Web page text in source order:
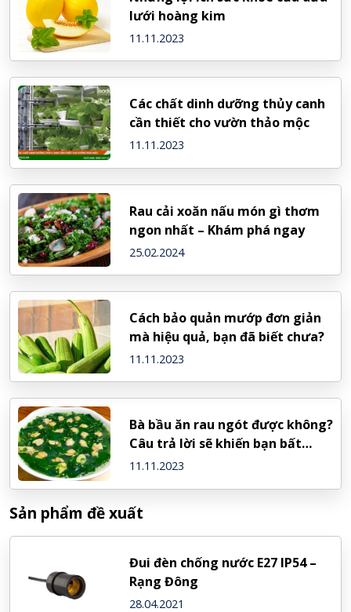
lưới hoàng kim
11.11.2023
Các chất dinh dưỡng thủy canh
cần thiết cho vườn thảo mộc
11.11.2023
Rau cải xoăn nấu món gì thơm
ngon nhất – Khám phá ngay
25.02.2024
Cách bảo quản mướp đơn giản
mà hiệu quả, bạn đã biết chưa?
11.11.2023
Bà bầu ăn rau ngót được không?
Câu trả lời sẽ khiến bạn bất
ngờ!
11.11.2023
Sản phẩm đề xuất
Đui đèn chống nước E27 IP54 –
Rạng Đông
28.04.2021